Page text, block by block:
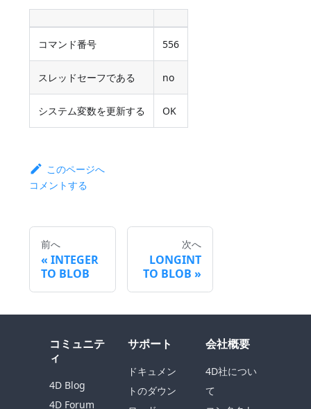
コマンド番号 556
スレッドセーフである no
システム変数を更新する OK
このページへ
コメントする
前へ
INTEGER
TO BLOB
次へ
LONGINT
TO BLOB
コミュニテ
ィ
4D Blog
4D Forum
サポート
ドキュメン
トのダウン
会社概要
4D社につい
て